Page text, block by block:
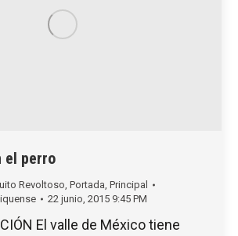
el perro
Revoltoso, Portada, Principal
22 junio, 2015 9:45 PM
El valle de México tiene